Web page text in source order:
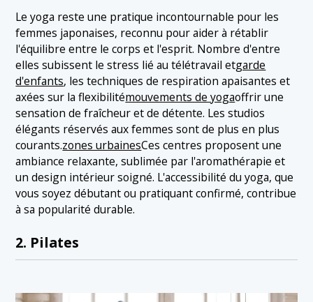
Le yoga reste une pratique incontournable pour les
femmes japonaises, reconnu pour aider à rétablir
l'équilibre entre le corps et l'esprit. Nombre d'entre
elles subissent le stress lié au télétravail etgarde
d'enfants, les techniques de respiration apaisantes et
axées sur la flexibilitémouvements de yogaoffrir une
sensation de fraîcheur et de détente. Les studios
élégants réservés aux femmes sont de plus en plus
courants.zones urbainesCes centres proposent une
ambiance relaxante, sublimée par l'aromathérapie et
un design intérieur soigné. L'accessibilité du yoga, que
vous soyez débutant ou pratiquant confirmé, contribue
à sa popularité durable.
2. Pilates